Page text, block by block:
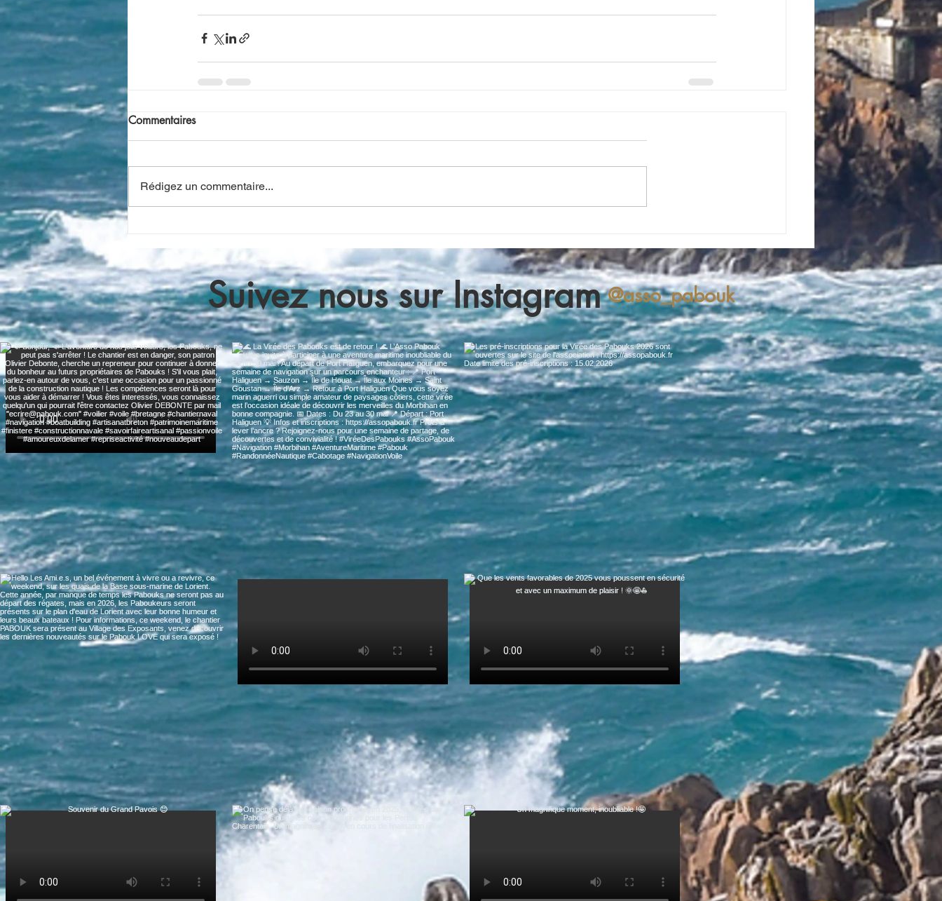
Commentaires
Rédigez un commentaire...
Suivez nous sur Instagram @asso_pabouk